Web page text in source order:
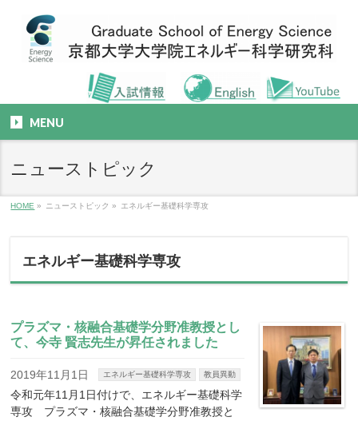
MENU
ニューストピック
HOME » ニューストピック » エネルギー基礎科学専攻
エネルギー基礎科学専攻
プラズマ・核融合基礎学分野准教授とし
て、今寺 賢志先生が昇任されました
2019年11月1日 エネルギー基礎科学専攻 教員異動
令和元年11月1日付けで、エネルギー基礎科学
専攻 プラズマ・核融合基礎学分野准教授と